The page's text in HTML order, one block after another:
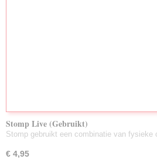
Stomp Live (Gebruikt)
Stomp gebruikt een combinatie van fysieke
€ 4,95